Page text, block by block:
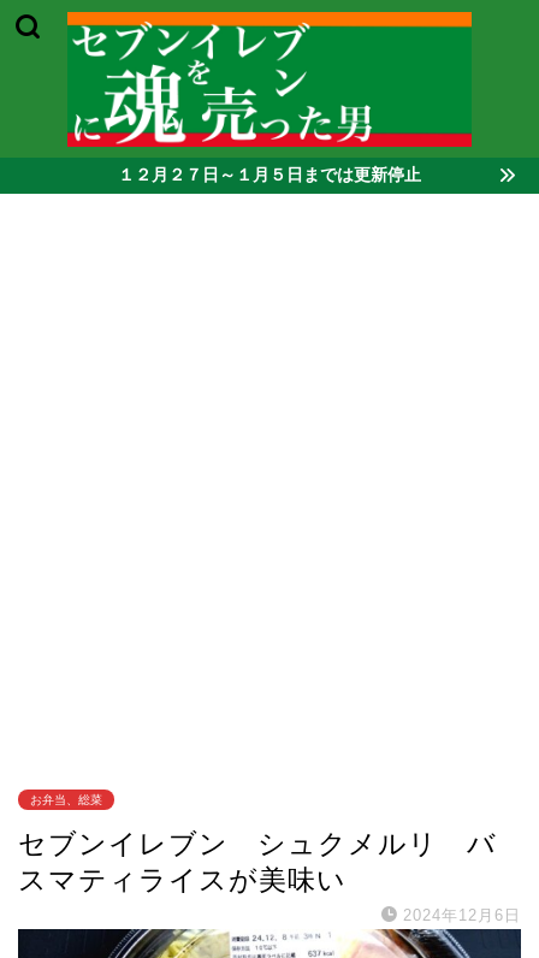
１２月２７日～１月５日までは更新停止
お弁当、総菜
セブンイレブン シュクメルリ バ
スマティライスが美味い
2024年12月6日